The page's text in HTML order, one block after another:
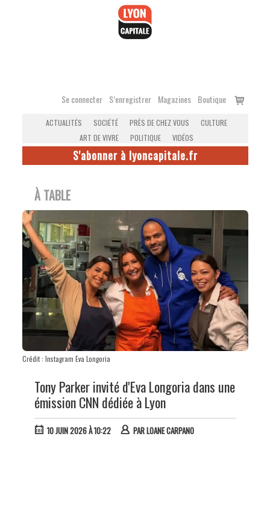
Se connecter S’enregistrer Magazines Boutique
Voir
ACTUALITÉS SOCIÉTÉ PRÈS DE CHEZ VOUS
CULTURE
ART DE VIVRE
POLITIQUE VIDÉOS
S'abonner à lyoncapitale.fr
À TABLE
Crédit : Instagram Eva Longoria
Tony Parker invité d'Eva Longoria dans une
émission CNN dédiée à Lyon
10 JUIN 2026 À 10:22 PARLOANE CARPANO